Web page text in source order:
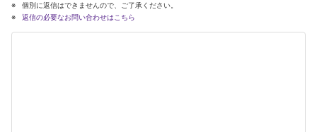
個別に返信はできませんので、ご了承ください。
返信の必要なお問い合わせはこちら